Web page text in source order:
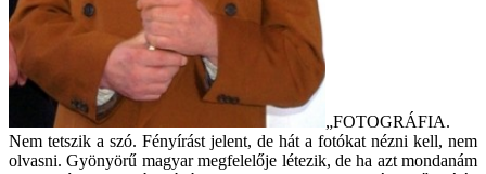
„FOTOGRÁFIA.
Nem tetszik a szó. Fényírást jelent, de hát a fotókat nézni kell, nem
olvasni. Gyönyörű magyar megfelelője létezik, de ha azt mondanám